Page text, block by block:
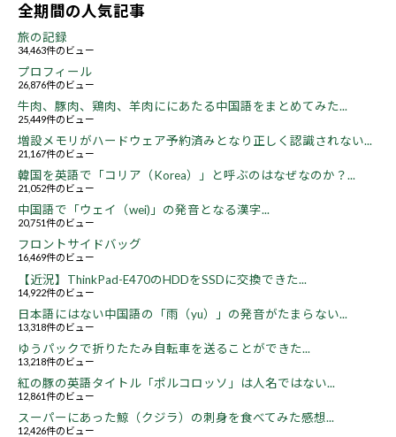
全期間の人気記事
旅の記録
34,463件のビュー
プロフィール
26,876件のビュー
牛肉、豚肉、鶏肉、羊肉ににあたる中国語をまとめてみた...
25,449件のビュー
増設メモリがハードウェア予約済みとなり正しく認識されない...
21,167件のビュー
韓国を英語で「コリア（Korea）」と呼ぶのはなぜなのか？...
21,052件のビュー
中国語で「ウェイ（wei)」の発音となる漢字...
20,751件のビュー
フロントサイドバッグ
16,469件のビュー
【近況】ThinkPad-E470のHDDをSSDに交換できた...
14,922件のビュー
日本語にはない中国語の「雨（yu）」の発音がたまらない...
13,318件のビュー
ゆうパックで折りたたみ自転車を送ることができた...
13,218件のビュー
紅の豚の英語タイトル「ポルコロッソ」は人名ではない...
12,861件のビュー
スーパーにあった鯨（クジラ）の刺身を食べてみた感想...
12,426件のビュー